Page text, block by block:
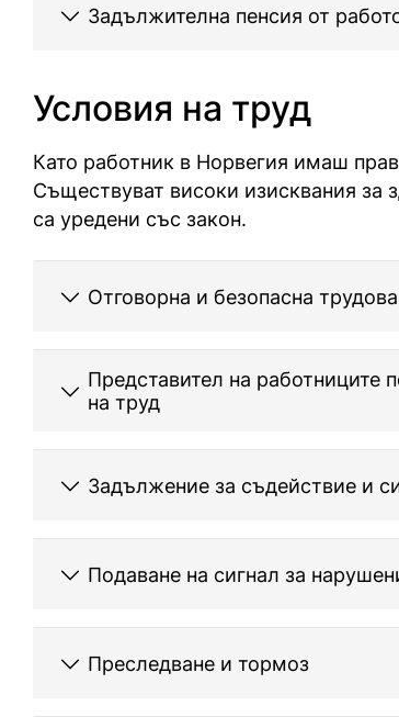
Задължителна пенсия от
Условия на труд
Като работник в Норвегия имаш
Съществуват високи изисквания за
са уредени със закон.
Отговорна и безопасна
Представител на работниците
на труд
Задължение за съдействие и
Подаване на сигнал за
Преследване и тормоз